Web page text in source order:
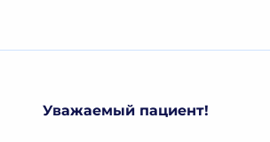
Уважаемый пациент!